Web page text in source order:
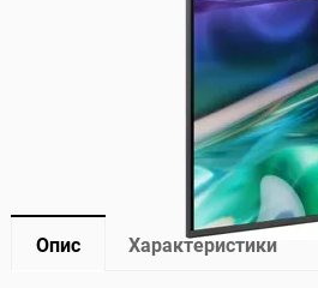
Опис Характеристики